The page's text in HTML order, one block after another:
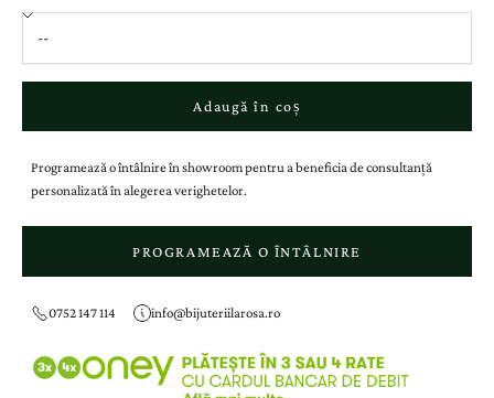
Adaugă în coș
Programează o întâlnire în showroom pentru a beneficia de consultanță
personalizată în alegerea verighetelor.
PROGRAMEAZĂ O ÎNTÂLNIRE
0752 147 114 info@bijuteriilarosa.ro